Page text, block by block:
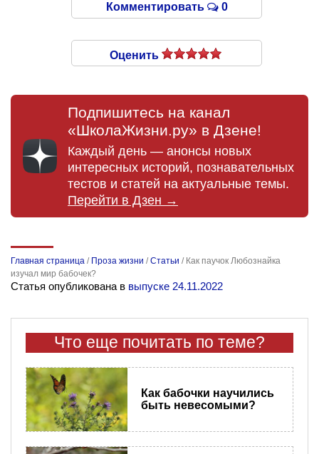
Комментировать 0
Оценить
Подпишитесь на канал
«ШколаЖизни.ру» в Дзене!
Каждый день — анонсы новых
интересных историй, познавательных
тестов и статей на актуальные темы.
Перейти в Дзен →
Главная страница / Проза жизни /Статьи / Как паучок Любознайка
изучал мир бабочек?
Статья опубликована в выпуске 24.11.2022
Что еще почитать по теме?
Как бабочки научились
быть невесомыми?